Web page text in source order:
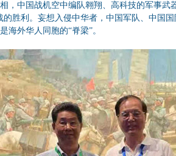
，中国战机空中编队翱翔、高科技的军事
的胜利。妄想入侵中华者，中国军队、中国
海外华人同胞的“脊梁”。